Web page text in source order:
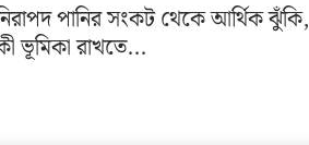
পানির সংকট থেকে আর্থিক ঝুঁকি,
ভূমিকা রাখতে...